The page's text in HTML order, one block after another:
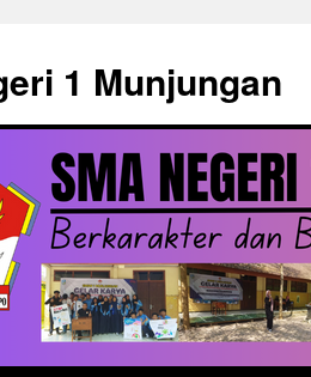
1 Munjungan